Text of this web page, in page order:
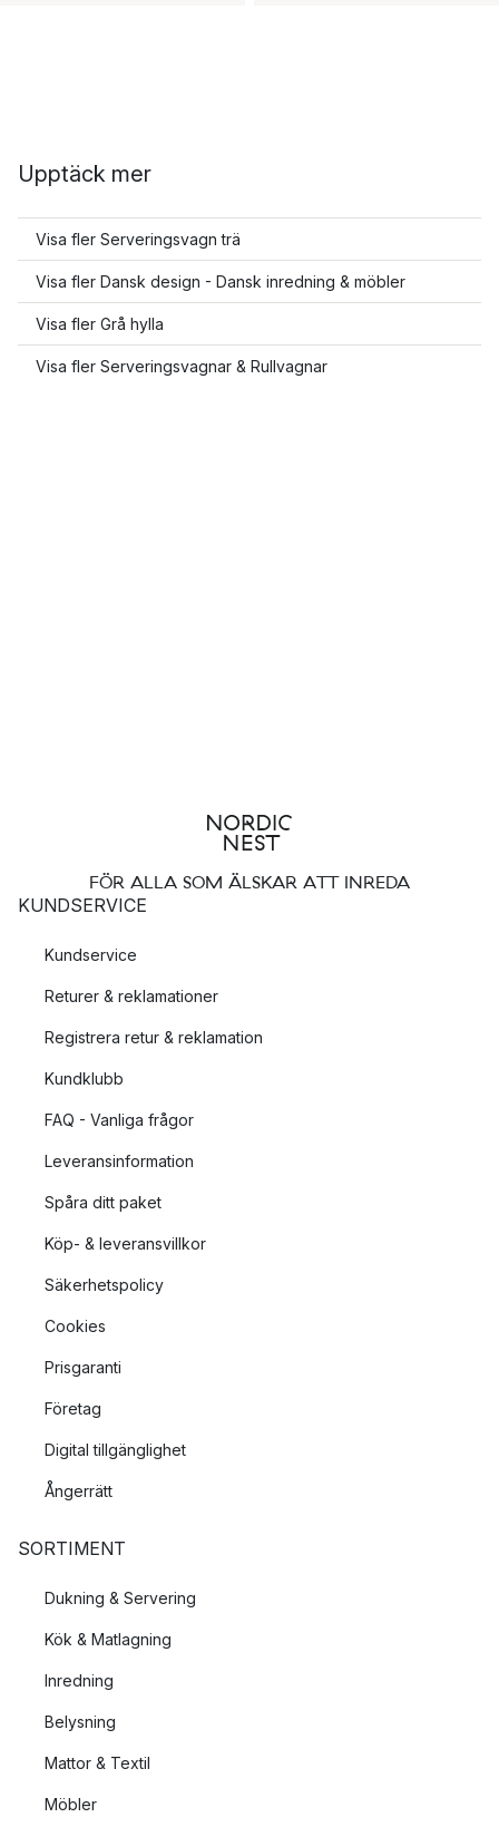
Upptäck mer
Visa fler Serveringsvagn trä
Visa fler Dansk design - Dansk inredning & möbler
Visa fler Grå hylla
Visa fler Serveringsvagnar & Rullvagnar
FÖR ALLA SOM ÄLSKAR ATT INREDA
KUNDSERVICE
Kundservice
Returer & reklamationer
Registrera retur & reklamation
Kundklubb
FAQ - Vanliga frågor
Leveransinformation
Spåra ditt paket
Köp- & leveransvillkor
Säkerhetspolicy
Cookies
Prisgaranti
Företag
Digital tillgänglighet
Ångerrätt
SORTIMENT
Dukning & Servering
Kök & Matlagning
Inredning
Belysning
Mattor & Textil
Möbler